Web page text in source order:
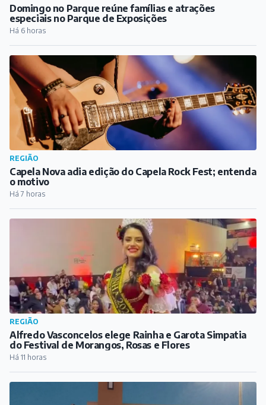
Domingo no Parque reúne famílias e atrações
especiais no Parque de Exposições
Há 6 horas
REGIÃO
Capela Nova adia edição do Capela Rock Fest; entenda
o motivo
Há 7 horas
REGIÃO
Alfredo Vasconcelos elege Rainha e Garota Simpatia
do Festival de Morangos, Rosas e Flores
Há 11 horas